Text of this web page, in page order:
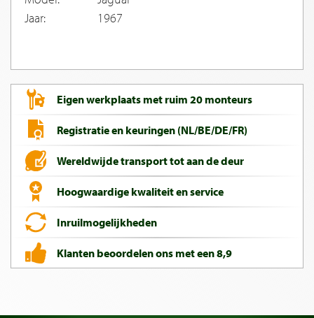
Jaar:
1967
Eigen werkplaats met ruim 20 monteurs
Registratie en keuringen (NL/BE/DE/FR)
Wereldwijde transport tot aan de deur
Hoogwaardige kwaliteit en service
Inruilmogelijkheden
Klanten beoordelen ons met een 8,9